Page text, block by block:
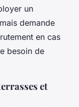
un
demande
en cas
besoin de
et